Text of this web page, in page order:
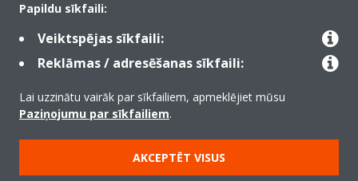
Kontaktinformācija
Produkti
Copyright © Daikin
Papildu sīkfaili:
Veiktspējas sīkfaili:
Reklāmas / adresēšanas sīkfaili:
Lai uzzinātu vairāk par sīkfailiem, apmeklējiet mūsu
Paziņojumu par sīkfailiem.
AKCEPTĒT VISUS